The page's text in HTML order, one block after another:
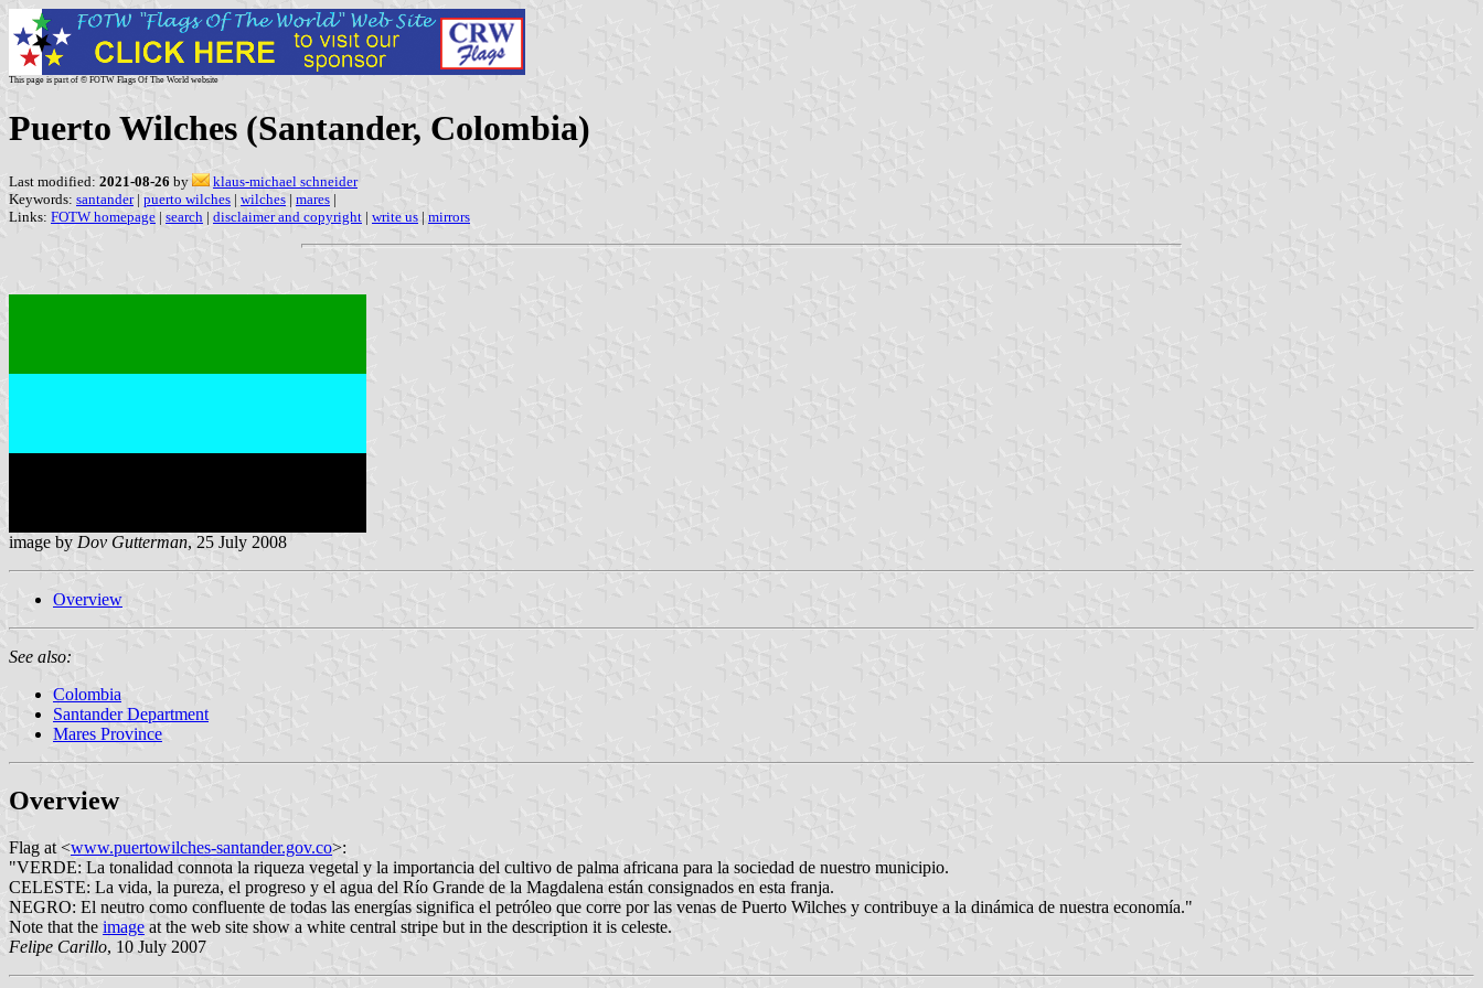
This page is part of © FOTW Flags Of The World website
Puerto Wilches (Santander, Colombia)
Last modified: 2021-08-26 by
klaus-michael schneider
Keywords: santander| puerto wilches | wilches | mares |
Links: FOTW homepage | search | disclaimer and copyright | write us | mirrors
image by Dov Gutterman, 25 July 2008
Overview
See also:
Colombia
Santander Department
Mares Province
Overview
Flag at <www.puertowilches-santander.gov.co>:
"VERDE: La tonalidad connota la riqueza vegetal y la importancia del cultivo de palma africana para la sociedad de nuestro municipio.
CELESTE: La vida, la pureza, el progreso y el agua del Río Grande de la Magdalena están consignados en esta franja.
NEGRO: El neutro como confluente de todas las energías significa el petróleo que corre por las venas de Puerto Wilches y contribuye a la dinámica de nuestra economía."
Note that the image at the web site show a white central stripe but in the description it is celeste.
Felipe Carillo, 10 July 2007